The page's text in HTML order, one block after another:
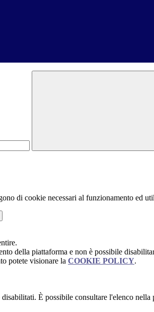
di cookie necessari al funzionamento ed
della piattaforma e non è possibile
potete visionare la COOKIE POLICY.
È possibile consultare l'elenco